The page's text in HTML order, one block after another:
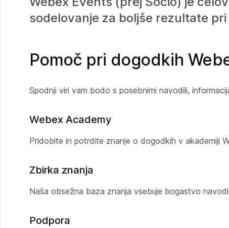
sodelovanje za boljše rezultate
Pomoč pri dogodkih
Spodnji viri vam bodo s posebnimi navodili,
Webex Academy
Pridobite in potrdite znanje o dogodkih v akademiji
Zbirka znanja
Naša obsežna baza znanja vsebuje bogastvo
Podpora